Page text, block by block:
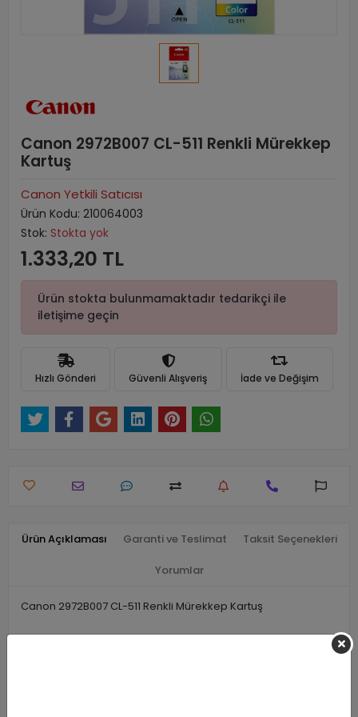
Canon 2972B007 CL-511 Renkli Mürekkep
Kartuş
Canon Yetkili Satıcısı
Ürün Kodu: 210064003
Stok: Stokta yok
1.333,20 TL
Ürün stokta bulunmamaktadır tedarikçi ile
iletişime geçin
Hızlı Gönderi Güvenli Alışveriş İade ve Değişim
Ürün Açıklaması Garanti ve Teslimat Taksit Seçenekleri
Yorumlar
Canon 2972B007 CL-511 Renkli Mürekkep Kartuş